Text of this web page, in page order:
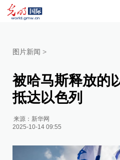
图片新闻 >
被哈马斯释放的
抵达以色列
来源： 新华网
2025-10-14 09:55